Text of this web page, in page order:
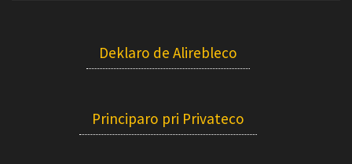
Deklaro de Alirebleco
Principaro pri Privateco